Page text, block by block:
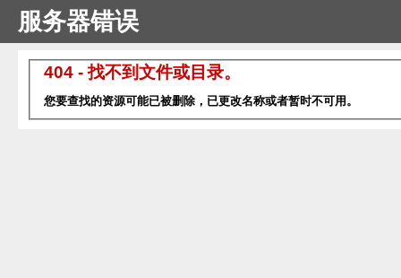
服务器错误
404 - 找不到文件或目录。
您要查找的资源可能已被删除，已更改名称或者暂时不可用。